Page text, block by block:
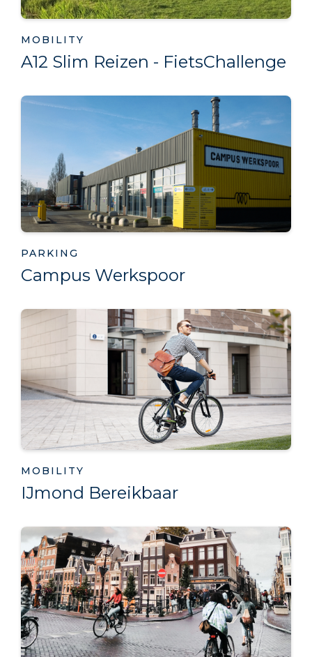
MOBILITY
A12 Slim Reizen - FietsChallenge
PARKING
Campus Werkspoor
MOBILITY
IJmond Bereikbaar